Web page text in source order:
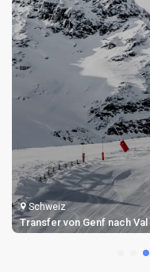
Schweiz
Transfer von Genf nach